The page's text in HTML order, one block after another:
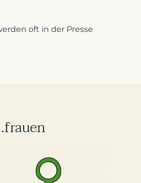
oft in der Presse
.frauen